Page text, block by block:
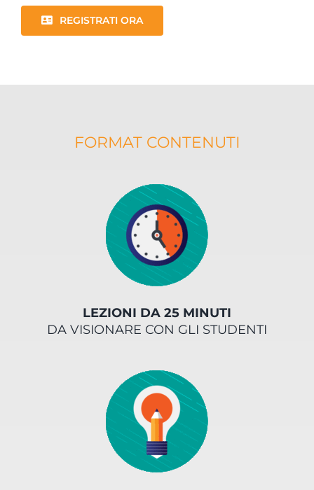
REGISTRATI ORA
FORMAT CONTENUTI
LEZIONI DA 25 MINUTI
DA VISIONARE CON GLI STUDENTI